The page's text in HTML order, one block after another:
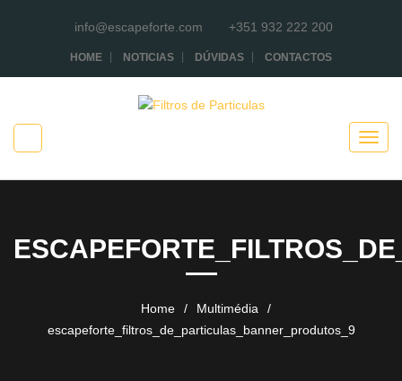
info@escapeforte.com +351 932 222 200
HOME NOTICIAS DÚVIDAS CONTACTOS
Home / Multimédia
/
escapeforte_filtros_de_particulas_banner_produtos_9